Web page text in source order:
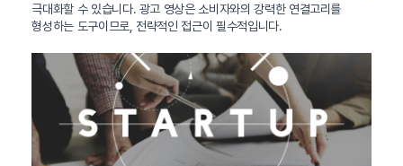
극대화할 수 있습니다. 광고 영상은 소비자와의 강력한 연결고리를
형성하는 도구이므로, 전략적인 접근이 필수적입니다.